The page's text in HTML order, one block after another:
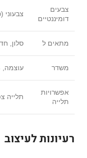
צבעים
דומיננטיים
צבעוני
מתאים ל סלון,
משדר עוצמה,
אפשרויות
תלייה
תלייה צפה
רעיונות לעיצוב